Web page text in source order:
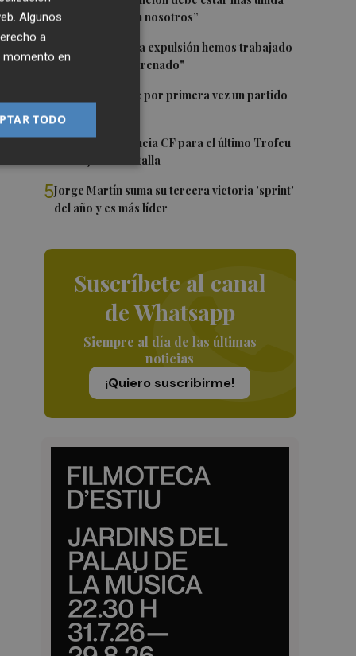
con el club y con nosotros”
2 Pepelu: "Hasta la expulsión hemos trabajado
como hemos entrenado"
3 Kiat Lim preside por primera vez un partido
en Mestalla
4El once del Valencia CF para el último Trofeu
Taronja de Mestalla
5Jorge Martín suma su tercera victoria 'sprint'
del año y es más líder
Suscríbete al canal
de Whatsapp
Siempre al día de las últimas
noticias
¡Quiero suscribirme!
Algunos
a
momento en
TODO